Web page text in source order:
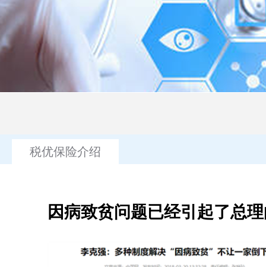
税优保险介绍
因病致贫问题已经引起了总